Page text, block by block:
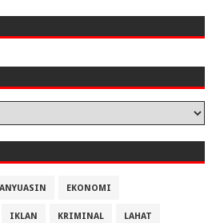
EKONOMI
IKLAN KRIMINAL LAHAT